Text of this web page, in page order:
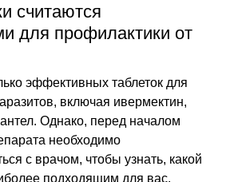
считаются
для профилактики от
эффективных таблеток для
включая ивермектин,
Однако, перед началом
необходимо
с врачом, чтобы узнать, какой
подходящим для вас.